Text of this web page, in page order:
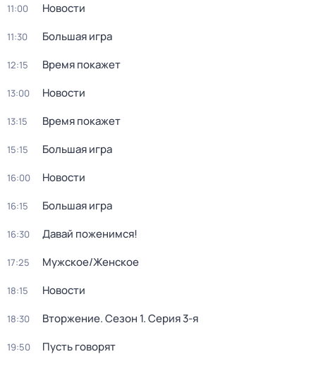
11:00 Новости
11:30 Большая игра
12:15 Время покажет
13:00 Новости
13:15 Время покажет
15:15 Большая игра
16:00 Новости
16:15 Большая игра
16:30 Давай поженимся!
17:25 Мужское/Женское
18:15 Новости
18:30 Вторжение. Сезон 1. Серия 3-я
19:50 Пусть говорят